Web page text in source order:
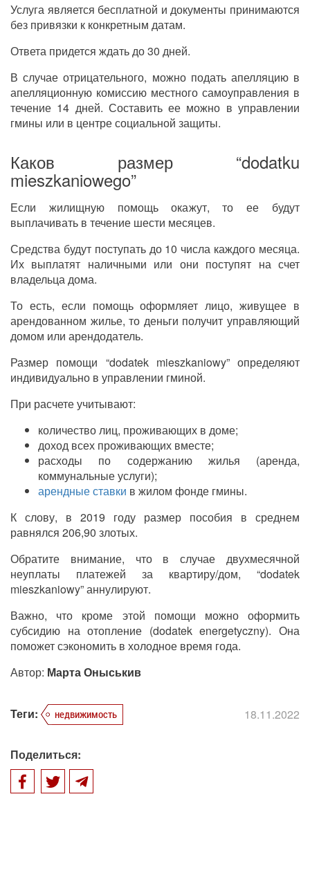
Услуга является бесплатной и документы принимаются
без привязки к конкретным датам.
Ответа придется ждать до 30 дней.
В случае отрицательного, можно подать апелляцию в
апелляционную комиссию местного самоуправления в
течение 14 дней. Составить ее можно в управлении
гмины или в центре социальной защиты.
Каков размер “dodatku
mieszkaniowego”
Если жилищную помощь окажут, то ее будут
выплачивать в течение шести месяцев.
Средства будут поступать до 10 числа каждого месяца.
Их выплатят наличными или они поступят на счет
владельца дома.
То есть, если помощь оформляет лицо, живущее в
арендованном жилье, то деньги получит управляющий
домом или арендодатель.
Размер помощи “dodatek mieszkaniowy” определяют
индивидуально в управлении гминой.
При расчете учитывают:
количество лиц, проживающих в доме;
доход всех проживающих вместе;
расходы по содержанию жилья (аренда,
коммунальные услуги);
арендные ставки в жилом фонде гмины.
К слову, в 2019 году размер пособия в среднем
равнялся 206,90 злотых.
Обратите внимание, что в случае двухмесячной
неуплаты платежей за квартиру/дом, “dodatek
mieszkaniowy” аннулируют.
Важно, что кроме этой помощи можно оформить
субсидию на отопление (dodatek energetyczny). Она
поможет сэкономить в холодное время года.
Автор: Марта Оныськив
Теги: недвижимость 18.11.2022
Поделиться: